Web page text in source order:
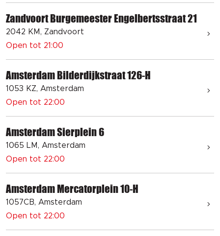
Zandvoort Burgemeester Engelbertsstraat 21
2042 KM, Zandvoort
Open tot 21:00
Amsterdam Bilderdijkstraat 126-H
1053 KZ, Amsterdam
Open tot 22:00
Amsterdam Sierplein 6
1065 LM, Amsterdam
Open tot 22:00
Amsterdam Mercatorplein 10-H
1057CB, Amsterdam
Open tot 22:00